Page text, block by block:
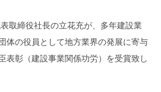
取締役社長の立花充が、多年建設業
体の役員として地方業界の発展に寄与
表彰（建設事業関係功労）を受賞致し